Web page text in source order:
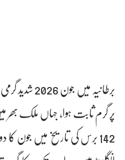
برطانیہ
پر گرم ثابت ہوا، جہاں ملک بھر
142 برس کی تاریخ میں جون کا